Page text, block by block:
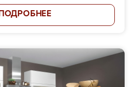
ПОДРОБНЕЕ